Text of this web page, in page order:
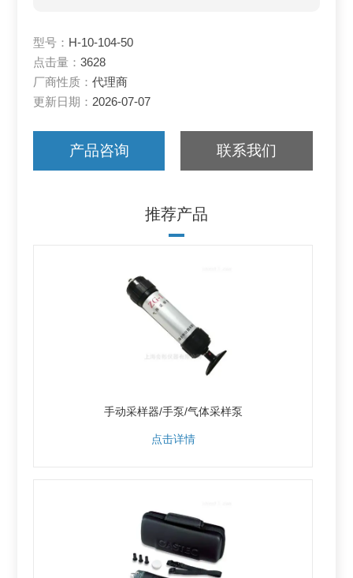
型号： H-10-104-50
点击量：3628
厂商性质：代理商
更新日期： 2026-07-07
产品咨询 联系我们
推荐产品
手动采样器/手泵/气体采样泵
点击详情